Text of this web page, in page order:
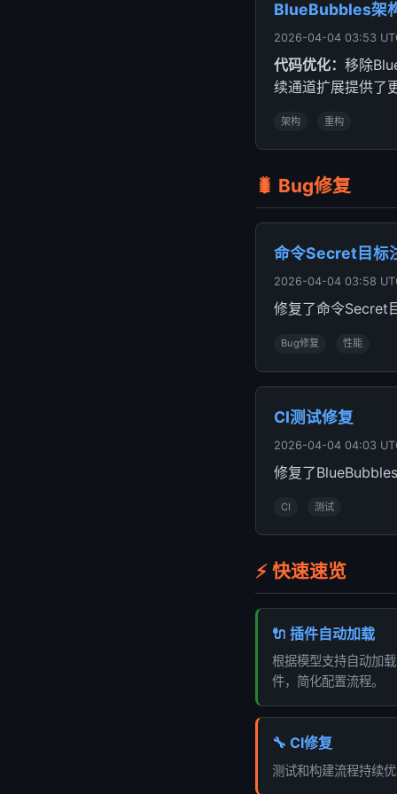
BlueBubbles架
2026-04-04 03:53
代码优化： 移除
续通道扩展提供了
架构 重构
🐛 Bug修复
命令Secret目标
2026-04-04 03:58
修复了命令Secret
Bug修复 性能
CI测试修复
2026-04-04 04:03
修复了
CI 测试
⚡ 快速速览
🔌 插件自动加载
根据模型支持自动加
件，简化配置流程。
🔧 CI修复
测试和构建流程持续